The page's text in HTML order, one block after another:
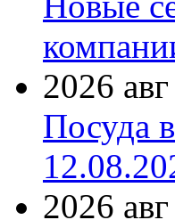
2026
Посуда
2026